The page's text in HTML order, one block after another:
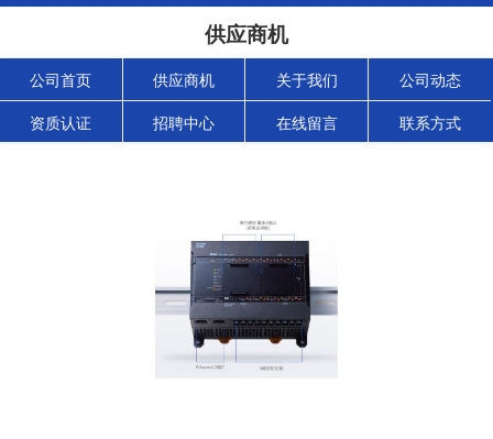
供应商机
公司首页 供应商机 关于我们 公司动态
资质认证 招聘中心 在线留言 联系方式